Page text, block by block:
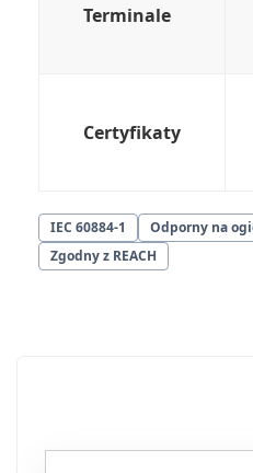
Terminale
Certyfikaty
IEC 60884-1 Odporny na
Zgodny z REACH